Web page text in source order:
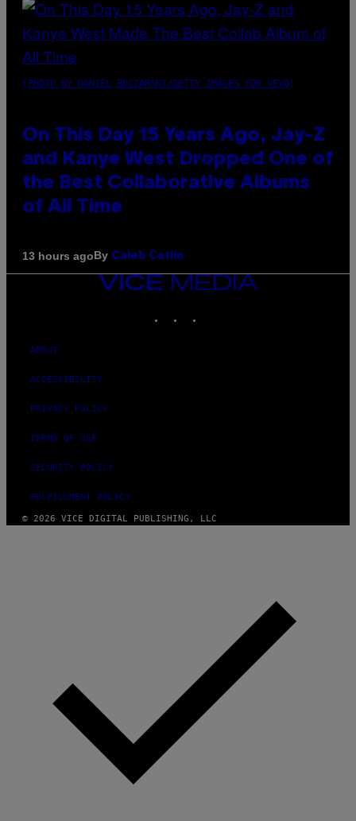
(PHOTO BY DANIEL BOCZARSKI/GETTY IMAGES FOR VEVO)
On This Day 15 Years Ago, Jay-Z
and Kanye West Dropped One of
the Best Collaborative Albums
of All Time
13 hours agoBy Caleb Catlin
VICE
ABOUT
ACCESSIBILITY
PRIVACY POLICY
TERMS OF USE
SECURITY POLICY
FULFILLMENT POLICY
© 2026 VICE DIGITAL PUBLISHING, LLC